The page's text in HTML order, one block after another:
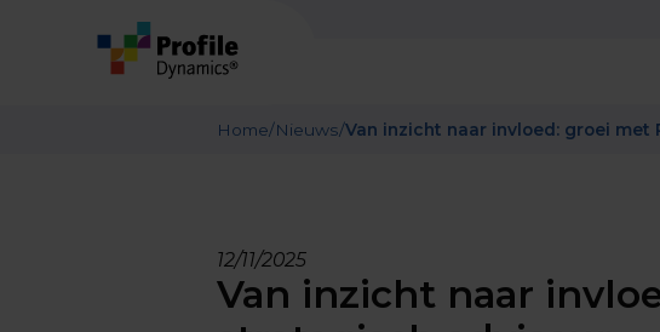
Home/Nieuws/Van inzicht naar invloed: groei
12/11/2025
Van inzicht naar